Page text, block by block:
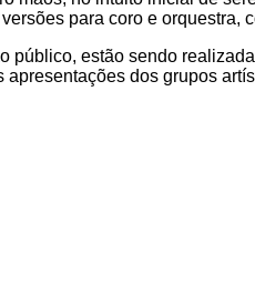
para coro e orquestra,
estão sendo
dos grupos